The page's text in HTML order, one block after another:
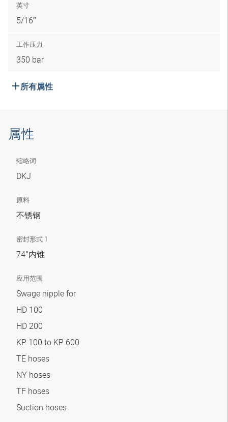
英寸
5/16″
工作压力
350 bar
所有属性
属性
缩略词
DKJ
原料
不锈钢
密封形式 1
74°内锥
应用范围
Swage nipple for
HD 100
HD 200
KP 100 to KP 600
TE hoses
NY hoses
TF hoses
Suction hoses